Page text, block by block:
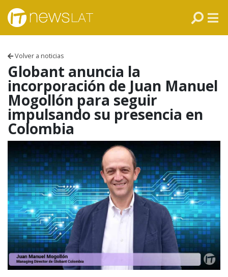
Skip to content
Volver a noticias
Globant anuncia la
incorporación de Juan Manuel
Mogollón para seguir
impulsando su presencia en
Colombia
VENEZUELA
ECUADOR
PERÚ
CHILE
ARGENTINA
MÉXICO